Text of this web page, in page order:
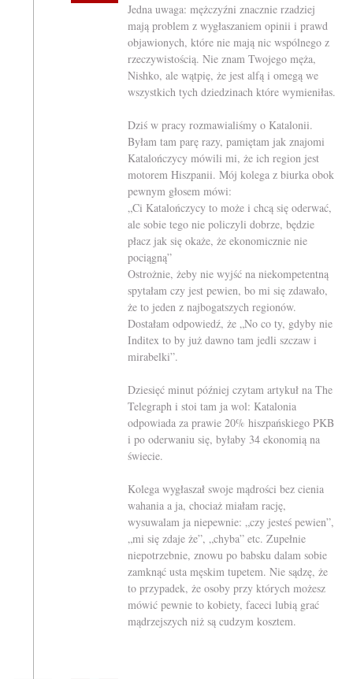
Jedna uwaga: mężczyźni znacznie rzadziej
mają problem z wygłaszaniem opinii i prawd
objawionych, które nie mają nic wspólnego z
rzeczywistością. Nie znam Twojego męża,
Nishko, ale wątpię, że jest alfą i omegą we
wszystkich tych dziedzinach które wymieniłas.
Dziś w pracy rozmawialiśmy o Katalonii.
Byłam tam parę razy, pamiętam jak znajomi
Katalończycy mówili mi, że ich region jest
motorem Hiszpanii. Mój kolega z biurka obok
pewnym głosem mówi:
„Ci Katalończycy to może i chcą się oderwać,
ale sobie tego nie policzyli dobrze, będzie
płacz jak się okaże, że ekonomicznie nie
pociągną”
Ostrożnie, żeby nie wyjść na niekompetentną
spytałam czy jest pewien, bo mi się zdawało,
że to jeden z najbogatszych regionów.
Dostałam odpowiedź, że „No co ty, gdyby nie
Inditex to by już dawno tam jedli szczaw i
mirabelki”.
Dziesięć minut później czytam artykuł na The
Telegraph i stoi tam ja wol: Katalonia
odpowiada za prawie 20% hiszpańskiego PKB
i po oderwaniu się, byłaby 34 ekonomią na
świecie.
Kolega wygłaszał swoje mądrości bez cienia
wahania a ja, chociaż miałam rację,
wysuwalam ja niepewnie: „czy jesteś pewien”,
„mi się zdaje że”, „chyba” etc. Zupełnie
niepotrzebnie, znowu po babsku dalam sobie
zamknąć usta męskim tupetem. Nie sądzę, że
to przypadek, że osoby przy których możesz
mówić pewnie to kobiety, faceci lubią grać
mądrzejszych niż są cudzym kosztem.